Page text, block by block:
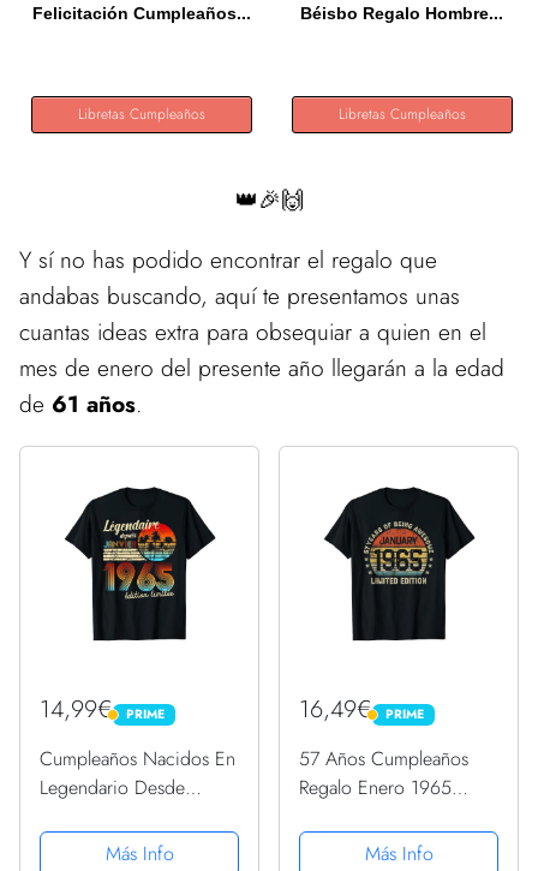
Felicitación Cumpleaños...
Libretas Cumpleaños
Béisbo Regalo Hombre...
Libretas Cumpleaños
👑🎉🙌
Y sí no has podido encontrar el regalo que
andabas buscando, aquí te presentamos unas
cuantas ideas extra para obsequiar a quien en el
mes de enero del presente año llegarán a la edad
de 61 años.
14,99€ PRIME
PRIME
Cumpleaños Nacidos En
Legendario Desde
CamisetaMás Info
16,49€ PRIME
PRIME
57 Años Cumpleaños
Regalo Enero 1965
CamisetaMás Info